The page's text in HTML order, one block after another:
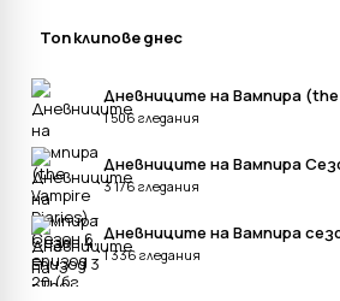
Топ клипове днес
1 506 гледания
3 176 гледания
1 336 гледания